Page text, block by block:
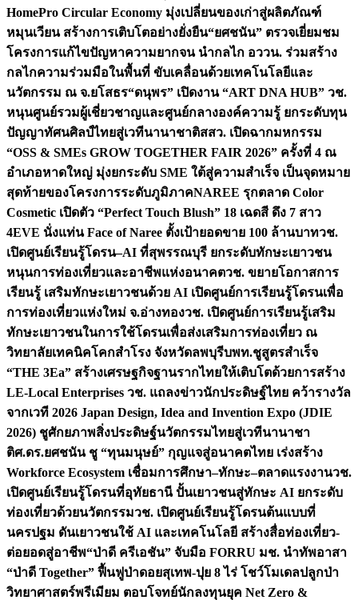
HomePro Circular Economy มุ่งเปลี่ยนของเก่าสู่ผลิตภัณฑ์
หมุนเวียน สร้างการเติบโตอย่างยั่งยืน“ยศชนัน” ตรวจเยี่ยมชม
โครงการแก้ไขปัญหาความยากจน นำกลไก อววน. ร่วมสร้าง
กลไกความร่วมมือในพื้นที่ ขับเคลื่อนด้วยเทคโนโลยีและ
นวัตกรรม ณ จ.ยโสธร“ดนุพร” เปิดงาน “ART DNA HUB” วช.
หนุนศูนย์รวมผู้เชี่ยวชาญและศูนย์กลางองค์ความรู้ ยกระดับทุน
ปัญญาทัศนศิลป์ไทยสู่เวทีนานาชาติสสว. เปิดฉากมหกรรม
“OSS & SMEs GROW TOGETHER FAIR 2026” ครั้งที่ 4 ณ
อำเภอหาดใหญ่ มุ่งยกระดับ SME ใต้สู่ความสำเร็จ เป็นจุดหมาย
สุดท้ายของโครงการระดับภูมิภาคNAREE รุกตลาด Color
Cosmetic เปิดตัว “Perfect Touch Blush” 18 เฉดสี ดึง 7 สาว
4EVE นั่งแท่น Face of Naree ตั้งเป้ายอดขาย 100 ล้านบาทวช.
เปิดศูนย์เรียนรู้โดรน–AI ที่สุพรรณบุรี ยกระดับทักษะเยาวชน
หนุนการท่องเที่ยวและอาชีพแห่งอนาคตวช. ขยายโอกาสการ
เรียนรู้ เสริมทักษะเยาวชนด้วย AI เปิดศูนย์การเรียนรู้โดรนเพื่อ
การท่องเที่ยวแห่งใหม่ จ.อ่างทองวช. เปิดศูนย์การเรียนรู้เสริม
ทักษะเยาวชนในการใช้โดรนเพื่อส่งเสริมการท่องเที่ยว ณ
วิทยาลัยเทคนิคโคกสำโรง จังหวัดลพบุรีบพท.ชูสูตรสำเร็จ
“THE 3Ea” สร้างเศรษฐกิจฐานรากไทยให้เติบโตด้วยการสร้าง
LE-Local Enterprises วช. แถลงข่าวนักประดิษฐ์ไทย คว้ารางวัล
จากเวที 2026 Japan Design, Idea and Invention Expo (JDIE
2026) ชูศักยภาพสิ่งประดิษฐ์นวัตกรรมไทยสู่เวทีนานาชา
ติศ.ดร.ยศชนัน ชู “ทุนมนุษย์” กุญแจสู่อนาคตไทย เร่งสร้าง
Workforce Ecosystem เชื่อมการศึกษา–ทักษะ–ตลาดแรงงานวช.
เปิดศูนย์เรียนรู้โดรนที่อุทัยธานี ปั้นเยาวชนสู่ทักษะ AI ยกระดับ
ท่องเที่ยวด้วยนวัตกรรมวช. เปิดศูนย์เรียนรู้โดรนต้นแบบที่
นครปฐม ดันเยาวชนใช้ AI และเทคโนโลยี สร้างสื่อท่องเที่ยว-
ต่อยอดสู่อาชีพ“ป่าดี ครีเอชัน” จับมือ FORRU มช. นำทัพอาสา
“ป่าดี Together” ฟื้นฟูป่าดอยสุเทพ-ปุย 8 ไร่ โชว์โมเดลปลูกป่า
วิทยาศาสตร์พรีเมียม ตอบโจทย์นักลงทุนยุค Net Zero &